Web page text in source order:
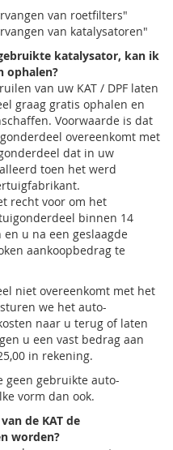
van roetfilters"
van katalysatoren"
katalysator, kan ik
ophalen?
van uw KAT / DPF laten
graag gratis ophalen en
Voorwaarde is dat
overeenkomt met
dat in uw
toen het werd
recht voor om het
binnen 14
u na een geslaagde
aankoopbedrag te
niet overeenkomt met het
we het auto-
naar u terug of laten
u een vast bedrag aan
in rekening.
geen gebruikte auto-
vorm dan ook.
de KAT de
worden?